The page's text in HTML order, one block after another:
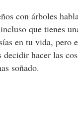
con árboles
que tienes
en tu vida, pero
decidir hacer las
soñado.